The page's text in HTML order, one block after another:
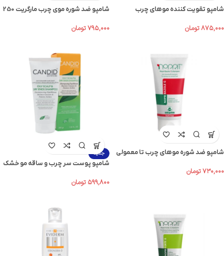
شامپو تقویت کننده موهای چرب
۸۷۵,۰۰۰ تومان
شامپو ضد شوره موی چرب مارگریت 250
۷۹۵,۰۰۰ تومان
شامپو ضد شوره موهاي چرب تا معمولي
۷۳۰,۰۰۰ تومان
جدید
شامپو پوست سر چرب و ساقه مو خشک
۵۹۹,۸۰۰ تومان